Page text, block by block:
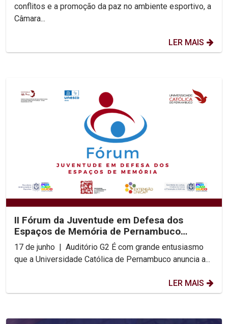
conflitos e a promoção da paz no ambiente esportivo, a
Câmara...
LER MAIS
II Fórum da Juventude em Defesa dos
Espaços de Memória de Pernambuco
acontece na UNICAP
17 de junho | Auditório G2 É com grande entusiasmo
que a Universidade Católica de Pernambuco anuncia a...
LER MAIS